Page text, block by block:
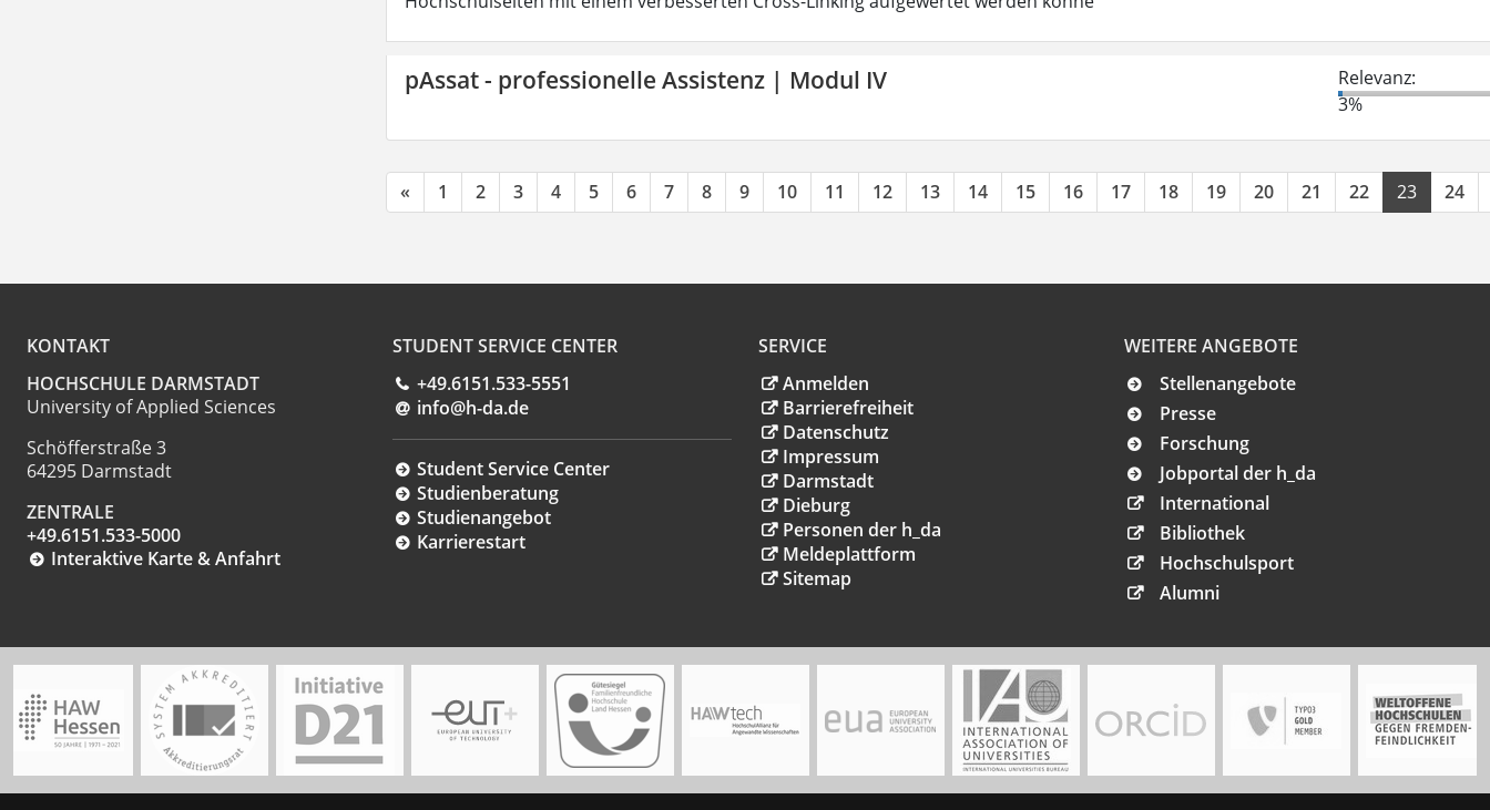
pAssat - professionelle Assistenz | Modul IV
Relevanz:
3%
« 1 2 3 4 5 6 7 8 9 10 11 12 13 14 15 16 17 18 19 20 21 22 23 24
KONTAKT
HOCHSCHULE DARMSTADT
University of Applied Sciences
Schöfferstraße 3
64295 Darmstadt
ZENTRALE
+49.6151.533-5000
Interaktive Karte & Anfahrt
STUDENT SERVICE CENTER
+49.6151.533-5551
info@h-da.de
Student Service Center
Studienberatung
Studienangebot
Karrierestart
SERVICE
Anmelden
Barrierefreiheit
Datenschutz
Impressum
Darmstadt
Dieburg
Personen der h_da
Meldeplattform
Sitemap
WEITERE ANGEBOTE
Stellenangebote
Presse
Forschung
Jobportal der h_da
International
Bibliothek
Hochschulsport
Alumni